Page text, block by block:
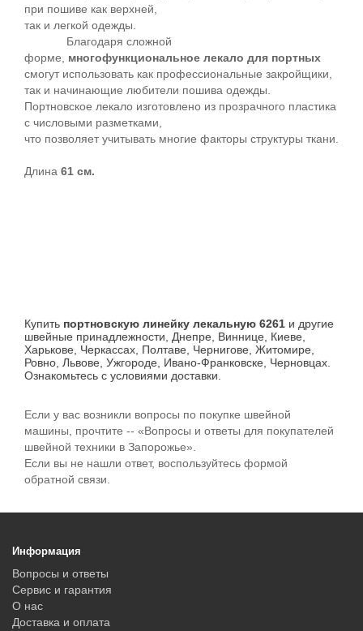
при пошиве как верхней,
так и легкой одежды.
Благодаря сложной
форме, многофункциональное лекало для портных
смогут использовать как профессиональные закройщики,
так и начинающие любители пошива одежды.
Портновское лекало изготовлено из прозрачного пластика
с числовыми разметками,
что позволяет учитывать многие факторы структуры ткани.
Длина 61 см.
Купить портновскую линейку лекальную 6261 и другие
швейные принадлежности, Днепре, Виннице, Киеве,
Харькове, Черкассах, Полтаве, Чернигове, Житомире,
Ровно, Львове, Ужгороде, Ивано-Франковске, Черновцах.
Ознакомьтесь с условиями доставки.
Если у вас возникли вопросы по покупке швейной
машины, прочтите -- «Вопросы и ответы для покупателей
швейной техники в Запорожье».
Если вы не нашли ответ, воспользуйтесь формой
обратной связи.
Информация
Вопросы и ответы
Сервис и гарантия
О нас
Доставка и оплата